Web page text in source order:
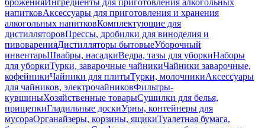
броженияИнгредиенты для приготовления алкогольных
напитковАксессуары для приготовления и хранения
алкогольных напитковКомплектующие для
дистилляторовПрессы, дробилки для виноделия и
пивоваренияДистилляторы бытовыеУборочный
инвентарьШвабры, насадкиВедра, тазы для уборкиНаборы
для уборкиТурки, заварочные чайникиЧайники заварочные,
кофейникиЧайники для плитыТурки, молочникиАксессуары
для чайников, электрочайниковФильтры-
кувшиныХозяйственные товарыСушилки для белья,
прищепкиГладильные доскиУрны, контейнеры для
мусораОрганайзеры, корзины, ящикиТуалетная бумага,